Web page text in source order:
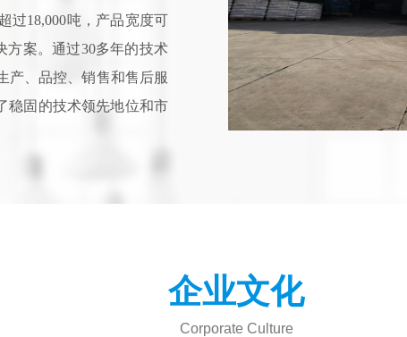
过18,000吨，产品宽度可
方案。通过30多年的技术
产、品控、销售和售后服
稳固的技术领先地位和市
企业文化
Corporate Culture